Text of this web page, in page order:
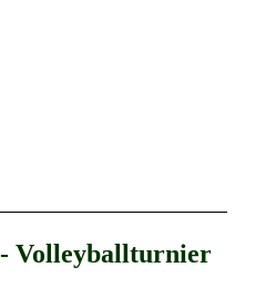
- Volleyballturnier